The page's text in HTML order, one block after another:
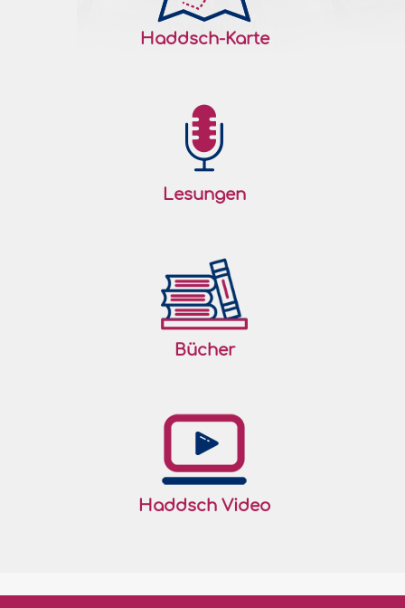
Haddsch-Karte
Lesungen
Bücher
Haddsch Video